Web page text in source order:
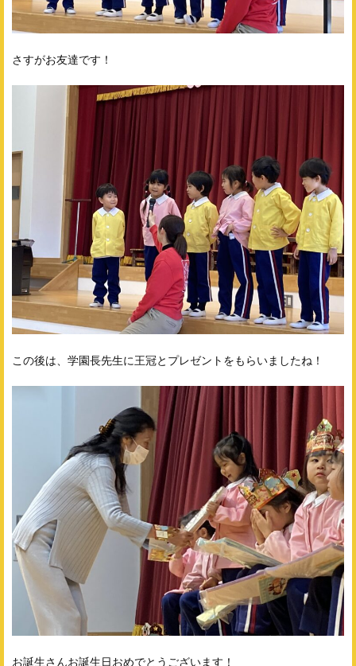
さすがお友達です！
この後は、学園長先生に王冠とプレゼントをもらいましたね！
お誕生さんお誕生日おめでとうございます！